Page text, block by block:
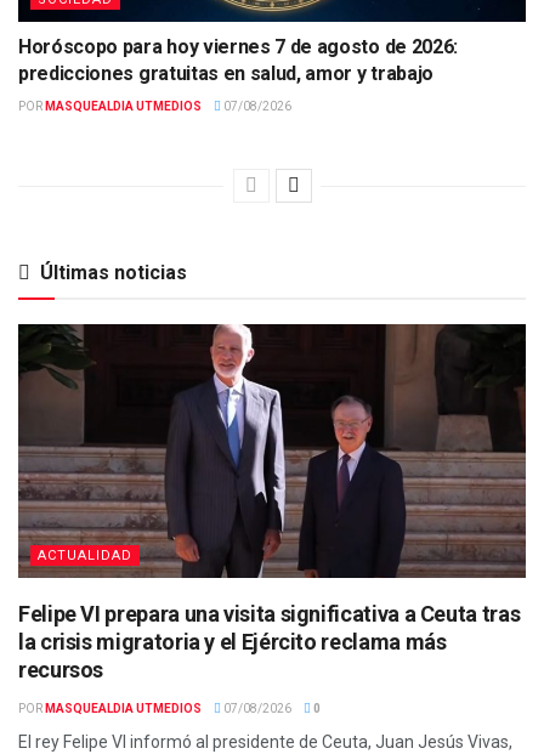
Horóscopo para hoy viernes 7 de agosto de 2026:
predicciones gratuitas en salud, amor y trabajo
POR MASQUEALDIA UTMEDIOS 07/08/2026
Últimas noticias
ACTUALIDAD
Felipe VI prepara una visita significativa a Ceuta tras
la crisis migratoria y el Ejército reclama más
recursos
POR MASQUEALDIA UTMEDIOS 07/08/2026 0
El rey Felipe VI informó al presidente de Ceuta, Juan Jesús Vivas,